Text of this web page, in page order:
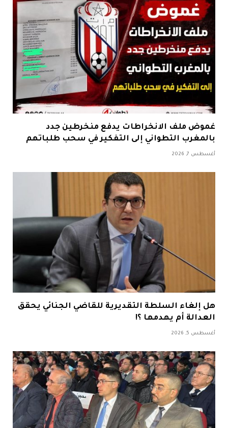
غموض ملف الانخراطات يدفع منخرطين جدد
بالمغرب التطواني إلى التفكير في سحب طلباتهم
أغسطس 7, 2026
هل إلغاء السلطة التقديرية للقاضي الجنائي يحقق
العدالة أم يهدمها ؟!
أغسطس 5, 2026